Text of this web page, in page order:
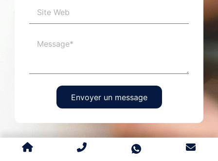
Envoyer un message